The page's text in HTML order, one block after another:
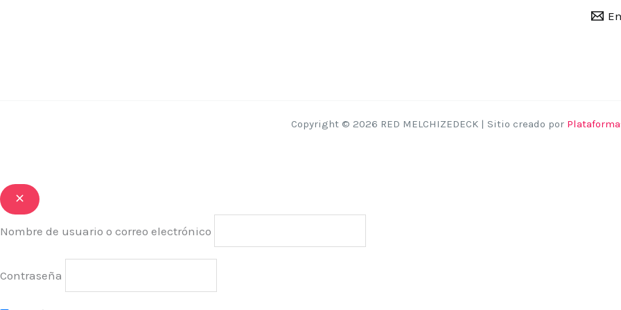
Copyright © 2026 RED MELCHIZEDECK | Sitio creado por
Nombre de usuario o correo electrónico
Contraseña